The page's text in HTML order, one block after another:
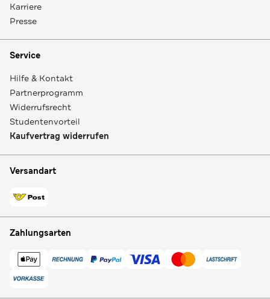
Karriere
Presse
Service
Hilfe & Kontakt
Partnerprogramm
Widerrufsrecht
Studentenvorteil
Kaufvertrag widerrufen
Versandart
Zahlungsarten